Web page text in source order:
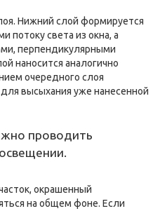
Нижний слой формируется
потоку света из окна, а
перпендикулярными
наносится аналогично
очередного слоя
высыхания уже нанесенной
проводить
окрашенный
на общем фоне. Если